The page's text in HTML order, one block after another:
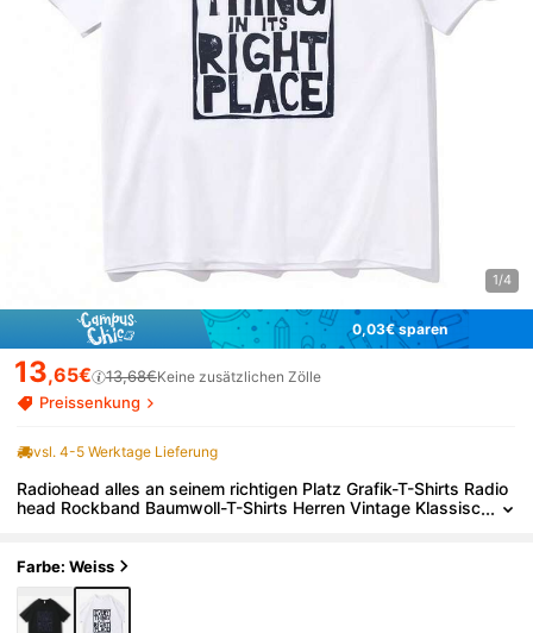
1/4
0,03€ sparen
13,65€ 13,68€Keine zusätzlichen Zölle
Preissenkung
vsl. 4-5 Werktage Lieferung
Radiohead alles an seinem richtigen Platz Grafik-T-Shirts Radio
head Rockband Baumwoll-T-Shirts Herren Vintage Klassisc
Farbe: Weiss